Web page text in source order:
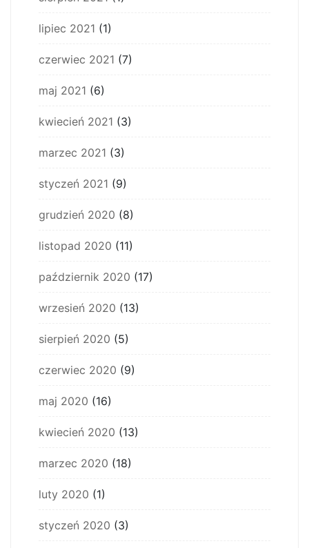
lipiec 2021 (1)
czerwiec 2021 (7)
maj 2021 (6)
kwiecień 2021 (3)
marzec 2021 (3)
styczeń 2021 (9)
grudzień 2020 (8)
listopad 2020 (11)
październik 2020 (17)
wrzesień 2020 (13)
sierpień 2020 (5)
czerwiec 2020 (9)
maj 2020 (16)
kwiecień 2020 (13)
marzec 2020 (18)
luty 2020 (1)
styczeń 2020 (3)